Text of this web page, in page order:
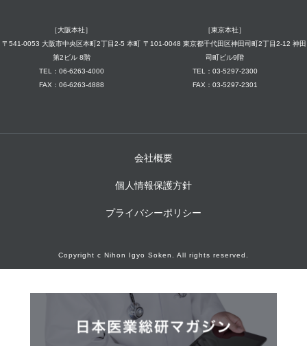
［大阪本社］
〒541-0053 大阪市中央区本町2丁目2-5 本町
第2ビル 8階
TEL：06-6263-4000
FAX：06-6263-4888
［東京本社］
〒101-0048 東京都千代田区神田司町2丁目2-12 神田
司町ビル9階
TEL：03-5297-2300
FAX：03-5297-2301
会社概要
個人情報保護方針
プライバシーポリシー
Copyright c Nihon Igyo Soken. All rights reserved.